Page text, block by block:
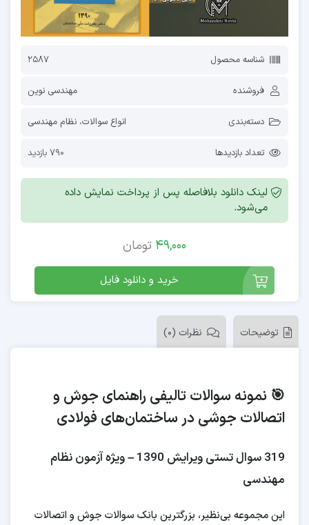
شناسه محصول 2587
فروشنده مهندسی نوین
دسته‌بندی انواع سوالات، نظام مهندسی
تعداد بازدیدها 790 بازدید
لینک دانلود بلافاصله پس از پرداخت نمایش داده
می‌شود.
49,000 تومان
خرید و دانلود فایل
توضیحات نظرات (0)
🎯 نمونه سوالات تالیفی راهنمای جوش و
اتصالات جوشی در ساختمان‌های فولادی
319 سوال تستی ویرایش 1390 – ویژه آزمون نظام
مهندسی
این مجموعه بی‌نظیر، بزرگترین بانک سوالات جوش و اتصالات